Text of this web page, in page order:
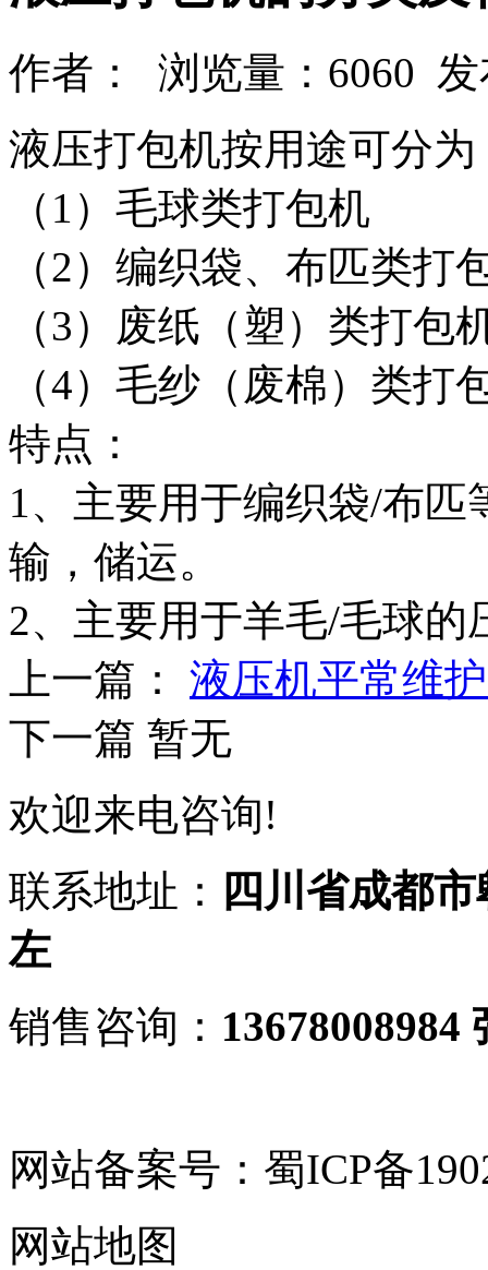
作者： 浏览量：6060 发
液压打包机按用途可分为
（1）毛球类打包机
（2）编织袋、布匹类打
（3）废纸（塑）类打包
（4）毛纱（废棉）类打
特点：
1、主要用于编织袋/布
输，储运。
2、主要用于羊毛/毛球的
上一篇： 液压机平常维
下一篇 暂无
欢迎来电咨询!
联系地址：
四川省成都
左
销售咨询： 13678008984
网站备案号：蜀ICP备
网站地图